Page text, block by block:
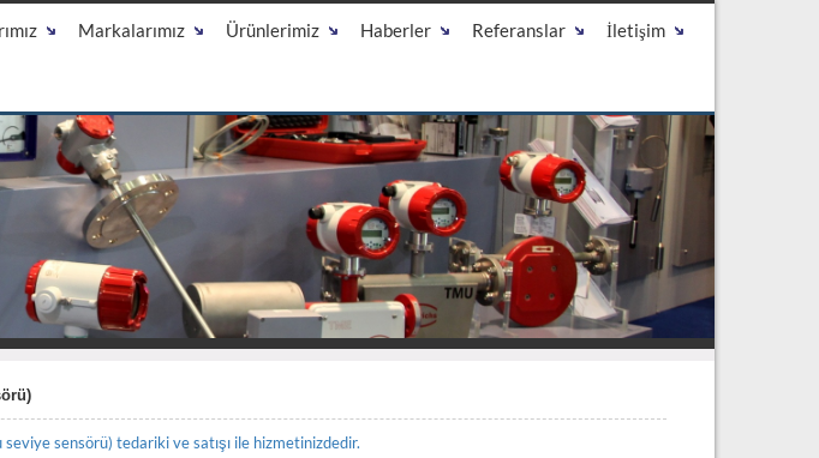
Markalarımız Ürünlerimiz Haberler Referanslar İletişim
sensörü) tedariki ve satışı ile hizmetinizdedir.